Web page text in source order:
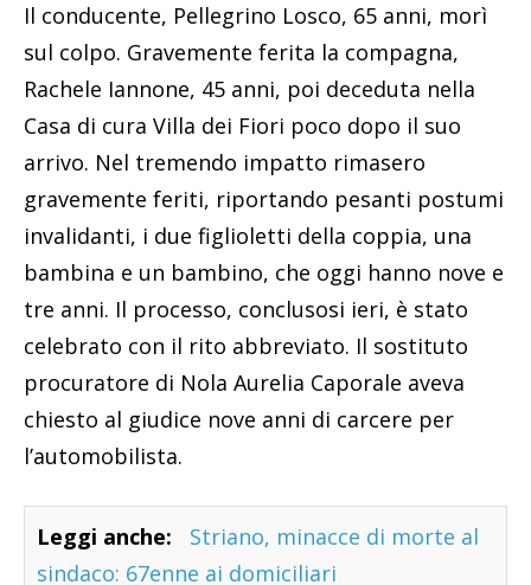
Il conducente, Pellegrino Losco, 65 anni, morì
sul colpo. Gravemente ferita la compagna,
Rachele Iannone, 45 anni, poi deceduta nella
Casa di cura Villa dei Fiori poco dopo il suo
arrivo. Nel tremendo impatto rimasero
gravemente feriti, riportando pesanti postumi
invalidanti, i due figlioletti della coppia, una
bambina e un bambino, che oggi hanno nove e
tre anni. Il processo, conclusosi ieri, è stato
celebrato con il rito abbreviato. Il sostituto
procuratore di Nola Aurelia Caporale aveva
chiesto al giudice nove anni di carcere per
l’automobilista.
Leggi anche:
Striano, minacce di morte al
sindaco: 67enne ai domiciliari